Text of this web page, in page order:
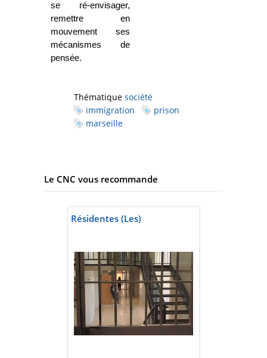
se ré-envisager,
remettre en
mouvement ses
mécanismes de
pensée.
Thématique société
immigration
prison
marseille
Le CNC vous recommande
Résidentes (Les)